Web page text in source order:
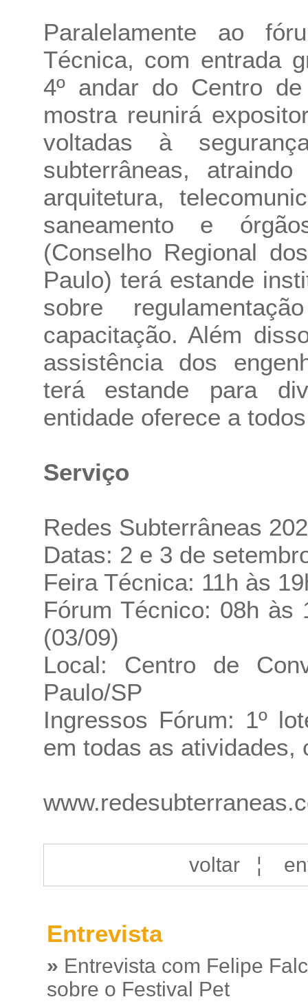
Paralelamente ao
Técnica, com entrada
4º andar do Centro
mostra reunirá
voltadas à
subterrâneas,
arquitetura,
saneamento e
(Conselho Regional
Paulo) terá estande
sobre
capacitação. Além
assistência dos
terá estande para
entidade oferece a
Serviço
Redes Subterrâneas
Datas: 2 e 3 de
Feira Técnica: 11h às
Fórum Técnico: 08h às
(03/09)
Local: Centro de
Paulo/SP
Ingressos Fórum: 1º
em todas as atividades,
voltar¦
Entrevista
» Entrevista com Felipe
sobre o Festival Pet